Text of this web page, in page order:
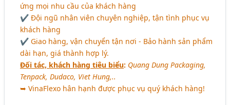
ứng mọi nhu cầu của khách hàng
✔ Đội ngũ nhân viên chuyên nghiệp, tận tình phục vụ
khách hàng
✔ Giao hàng, vận chuyển tận nơi - Bảo hành sản phẩm
dài hạn, giá thành hợp lý.
Đối tác, khách hàng tiêu biểu: Quang Dung Packaging,
Tenpack, Dudaco, Viet Hung,..
➥ VinaFlexo hân hạnh được phục vụ quý khách hàng!